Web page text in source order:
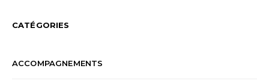
CATÉGORIES
ACCOMPAGNEMENTS